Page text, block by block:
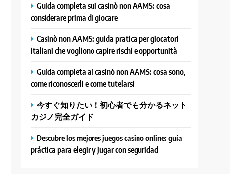
Guida completa sui casinò non AAMS: cosa
considerare prima di giocare
Casinò non AAMS: guida pratica per giocatori
italiani che vogliono capire rischi e opportunità
Guida completa ai casinò non AAMS: cosa sono,
come riconoscerli e come tutelarsi
今すぐ知りたい！初心者でも分かるネット
カジノ完全ガイド
Descubre los mejores juegos casino online: guía
práctica para elegir y jugar con seguridad